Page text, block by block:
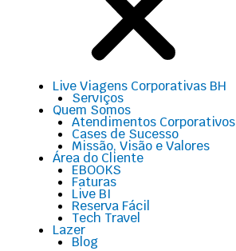
Live Viagens Corporativas BH
Serviços
Quem Somos
Atendimentos Corporativos
Cases de Sucesso
Missão, Visão e Valores
Área do Cliente
EBOOKS
Faturas
Live BI
Reserva Fácil
Tech Travel
Lazer
Blog